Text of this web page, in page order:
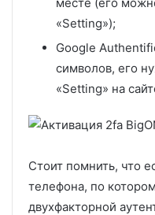
«Setting»);
Google
символов, его
«Setting» на
Стоит помнить, что
телефона, по
двухфакторной